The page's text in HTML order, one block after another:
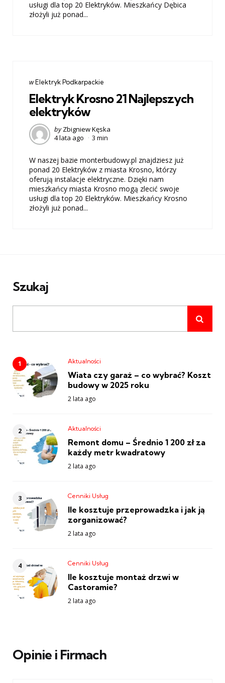
usługi dla top 20 Elektryków. Mieszkańcy Dębica
złożyli już ponad...
Categories
post
wElektryk Podkarpackie
Elektryk Krosno 21 Najlepszych
elektryków
Posted
by
by Zbigniew Kęska
4 lata ago
3 min
W naszej bazie monterbudowy.pl znajdziesz już
ponad 20 Elektryków z miasta Krosno, którzy
oferują instalacje elektryczne. Dzięki nam
mieszkańcy miasta Krosno mogą zlecić swoje
usługi dla top 20 Elektryków. Mieszkańcy Krosno
złożyli już ponad...
Szukaj
Aktualności
Wiata czy garaż – co wybrać? Koszt
budowy w 2025 roku
2 lata ago
Aktualności
Remont domu – Średnio 1 200 zł za
każdy metr kwadratowy
2 lata ago
Cenniki Usług
Ile kosztuje przeprowadzka i jak ją
zorganizować?
2 lata ago
Cenniki Usług
Ile kosztuje montaż drzwi w
Castoramie?
2 lata ago
Opinie i Firmach